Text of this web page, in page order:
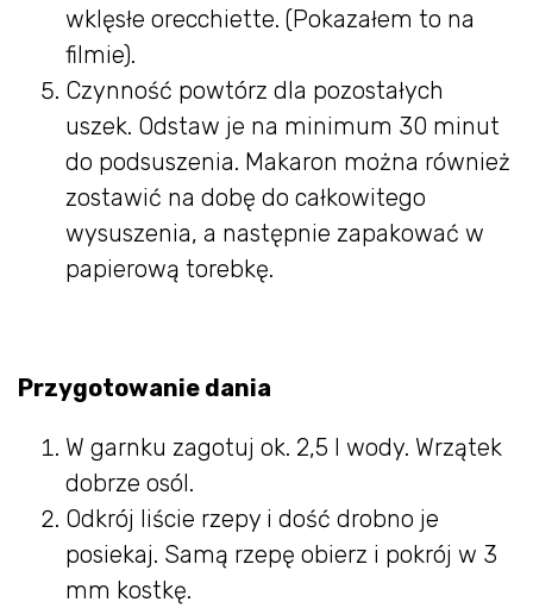
wklęsłe orecchiette. (Pokazałem to na
filmie).
Czynność powtórz dla pozostałych
uszek. Odstaw je na minimum 30 minut
do podsuszenia. Makaron można również
zostawić na dobę do całkowitego
wysuszenia, a następnie zapakować w
papierową torebkę.
Przygotowanie dania
W garnku zagotuj ok. 2,5 l wody. Wrzątek
dobrze osól.
Odkrój liście rzepy i dość drobno je
posiekaj. Samą rzepę obierz i pokrój w 3
mm kostkę.